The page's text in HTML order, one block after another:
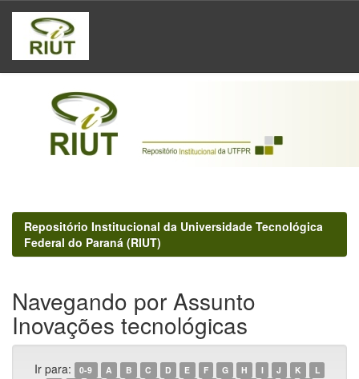
Skip
navigation
Repositório Institucional da Universidade Tecnológica
Federal do Paraná (RIUT)
Navegando por Assunto
Inovações tecnológicas
Ir para: 0-9 A B C D E F G H I J K
L